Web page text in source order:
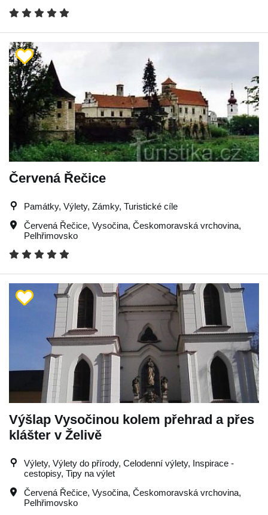
Červená Řečice
Památky, Výlety, Zámky, Turistické cíle
Červená Řečice, Vysočina, Českomoravská vrchovina,
Pelhřimovsko
Výšlap Vysočinou kolem přehrad a přes
klášter v Želivě
Výlety, Výlety do přírody, Celodenní výlety, Inspirace -
cestopisy, Tipy na výlet
Červená Řečice, Vysočina, Českomoravská vrchovina,
Pelhřimovsko